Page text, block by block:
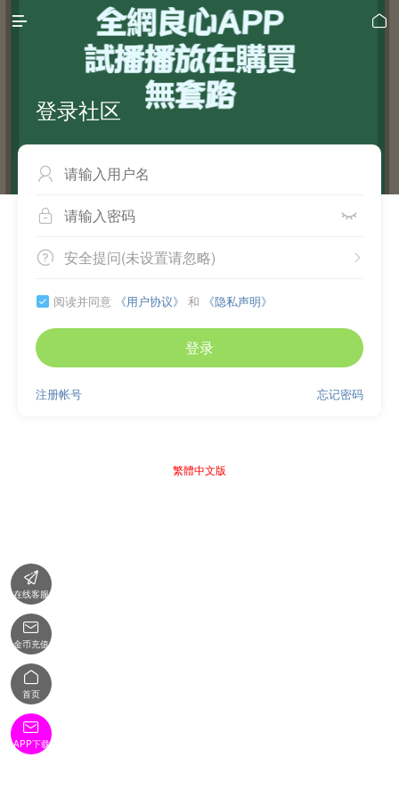
 
登录社区

 
 
安全提问(未设置请忽略)
 阅读并同意 《用户协议》 和 《隐私声明》
登录
忘记密码
注册帐号
繁體中文版

在线客服

金币充值

首页

APP下载